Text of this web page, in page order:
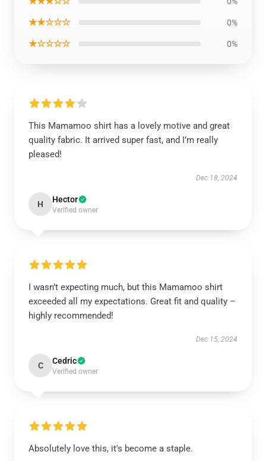
★★☆☆☆ 0%
★☆☆☆☆ 0%
This Mamamoo shirt has a lovely motive and great
quality fabric. It arrived super fast, and I’m really
pleased!
Dec 18, 2024
H Hector
Verified owner
I wasn’t expecting much, but this Mamamoo shirt
exceeded all my expectations. Great fit and quality –
highly recommended!
Dec 15, 2024
C Cedric
Verified owner
Absolutely love this, it's become a staple.